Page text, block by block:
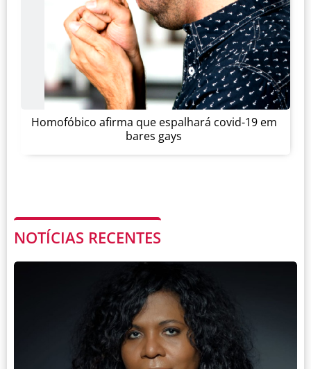
Homofóbico afirma que espalhará covid-19 em
bares gays
NOTÍCIAS RECENTES